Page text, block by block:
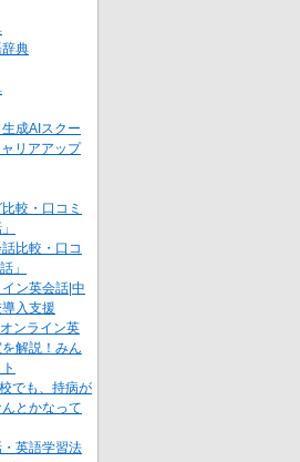
辞典
成AIスクー
リアアップ
較・口コミ
比較・口コ
」
ン英会話|中
入支援
ンライン英
解説！みん
でも、持病が
とかなって
英語学習法